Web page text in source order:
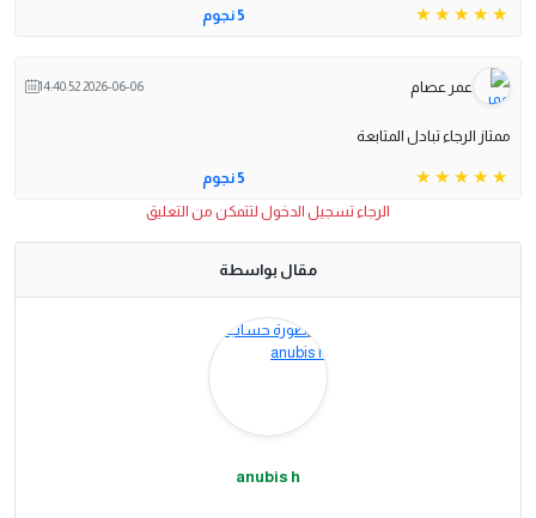
5 نجوم
عمر عصام 2026-06-06 14:40:52
ممتاز الرجاء تبادل المتابعة
5 نجوم
الرجاء تسجيل الدخول لتتمكن من التعليق
مقال بواسطة
anubis h